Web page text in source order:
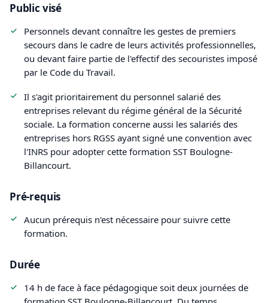
Public visé
Personnels devant connaître les gestes de premiers
secours dans le cadre de leurs activités professionnelles,
ou devant faire partie de l'effectif des secouristes imposé
par le Code du Travail.
Il s'agit prioritairement du personnel salarié des
entreprises relevant du régime général de la Sécurité
sociale. La formation concerne aussi les salariés des
entreprises hors RGSS ayant signé une convention avec
l'INRS pour adopter cette formation SST Boulogne-
Billancourt.
Pré-requis
Aucun prérequis n'est nécessaire pour suivre cette
formation.
Durée
14 h de face à face pédagogique soit deux journées de